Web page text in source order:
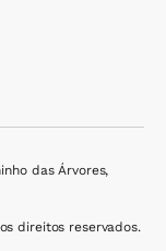
das Árvores,
direitos reservados.